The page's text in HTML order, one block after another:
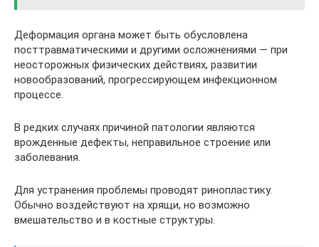
Деформация органа может быть обусловлена
посттравматическими и другими осложнениями — при
неосторожных физических действиях, развитии
новообразований, прогрессирующем инфекционном
процессе.
В редких случаях причиной патологии являются
врожденные дефекты, неправильное строение или
заболевания.
Для устранения проблемы проводят ринопластику.
Обычно воздействуют на хрящи, но возможно
вмешательство и в костные структуры.